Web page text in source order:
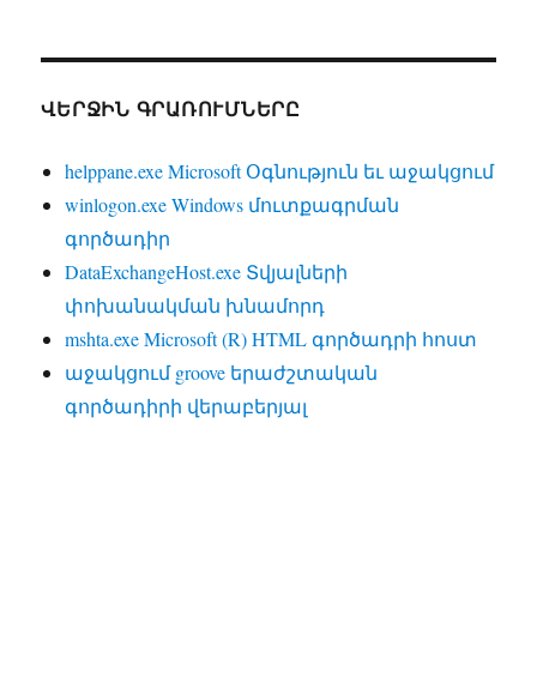
ՎԵՐՋԻՆ ԳՐԱՌՈՒՄՆԵՐԸ
helppane.exe Microsoft Օգնություն եւ աջակցում
winlogon.exe Windows մուտքագրման
գործադիր
DataExchangeHost.exe Տվյալների
փոխանակման խնամորդ
mshta.exe Microsoft (R) HTML գործադրի հոստ
աջակցում groove երաժշտական
գործադիրի վերաբերյալ